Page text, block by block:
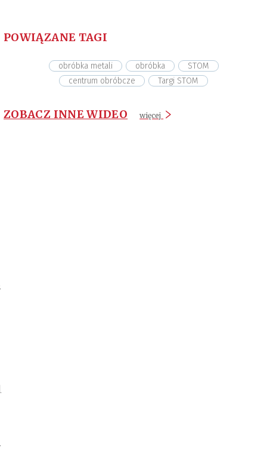
POWIĄZANE TAGI
obróbka metali obróbka
STOM
centrum obróbcze
Targi STOM
ZOBACZ INNE WIDEO więcej